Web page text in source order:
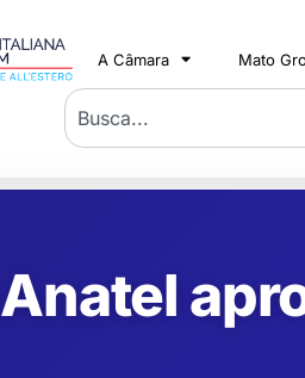
A Câmara Mato
Anatel